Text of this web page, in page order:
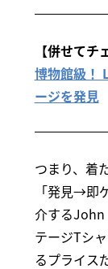
【併せてチ
博物館級！
ージを発見
つまり、着
「発見→即
介するJohn
テージTシ
るプライス